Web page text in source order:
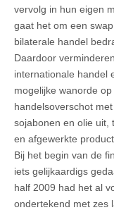
vervolg in hun eigen
gaat het om een
bilaterale handel
Daardoor
internationale handel
mogelijke wanorde
handelsoverschot
sojabonen en olie uit,
en afgewerkte
Bij het begin van de
iets gelijkaardigs
half 2009 had het al
ondertekend met zes